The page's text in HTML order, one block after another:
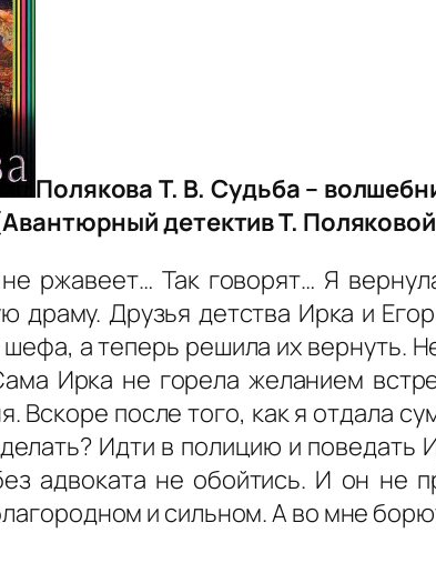
Полякова Т. В. Судьба –
детектив Т.
ржавеет… Так говорят… Я
драму. Друзья детства Ирка и
шефа, а теперь решила их вернуть.
Ирка не горела желанием
Вскоре после того, как я отдала
Идти в полицию и поведать
адвоката не обойтись. И он не
и сильном. А во мне